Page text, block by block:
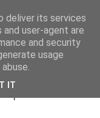
και ο
deliver its services
user-agent are
and security
usage
IT